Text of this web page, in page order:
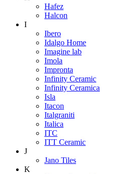
Hafez
Halcon
I
Ibero
Idalgo Home
Imagine lab
Imola
Impronta
Infinity Ceramic
Infinity Ceramica
Isla
Itacon
Italgraniti
Italica
ITC
ITT Ceramic
J
Jano Tiles
K